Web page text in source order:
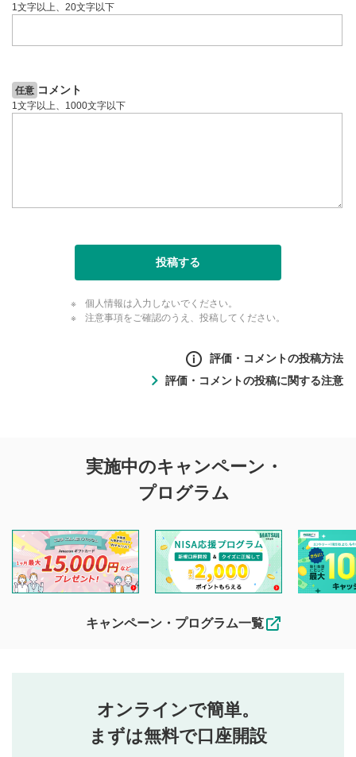
1文字以上、20文字以下
任意 コメント
1文字以上、1000文字以下
投稿する
個人情報は入力しないでください。
注意事項をご確認のうえ、投稿してください。
評価・コメントの投稿方法
投稿するボタン
星で評価をすると投稿できます。（お名前とコメント
評価・コメントの投稿に関する注意
投稿に関する注意
を目的として、各動画コンテンツに、評価およびコメントの
投稿ができます。利用者は以下の注意事項をご理解のうえ、
閲覧および投稿を行うものとしてください。
他の利用者が動画を視聴される際の参考になるコメントをお
待ちしております。
なお、投稿をもって、本注意事項に同意されたものとみなし
行ってください。
当社は、利用者同士、もしくは利用者と第三者間のトラ
ブルによって生じた損害に対して一切の責任を負いませ
実施中のキャンペーン・
プログラム
キャンペーン・プログラム一覧
オンラインで簡単。
まずは無料で口座開設